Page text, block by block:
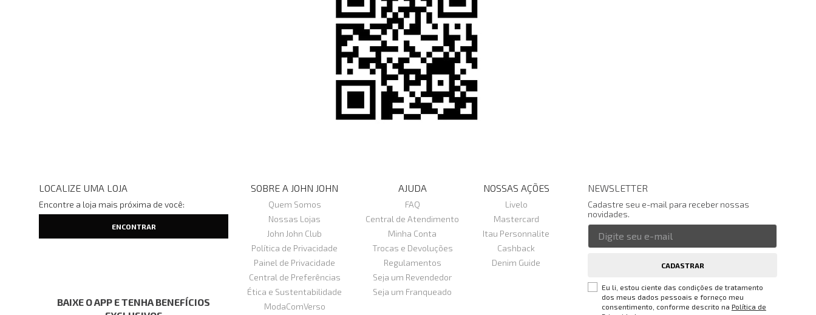
LOCALIZE UMA LOJA
Encontre a loja mais próxima de você:
BAIXE O APP E TENHA BENEFÍCIOS
SOBRE A JOHN JOHN
Quem Somos
Nossas Lojas
John John Club
Política de Privacidade
Painel de Privacidade
Central de Preferências
Ética e Sustentabilidade
ModaComVerso
AJUDA
FAQ
Central de Atendimento
Minha Conta
Trocas e Devoluções
Regulamentos
Seja um Revendedor
Seja um Franqueado
NOSSAS AÇÕES
Livelo
Mastercard
Itau Personnalite
Cashback
Denim Guide
NEWSLETTER
Cadastre seu e-mail para receber nossas
novidades.
CADASTRAR
Eu li, estou ciente das condições de tratamento
dos meus dados pessoais e forneço meu
consentimento, conforme descrito na Política de